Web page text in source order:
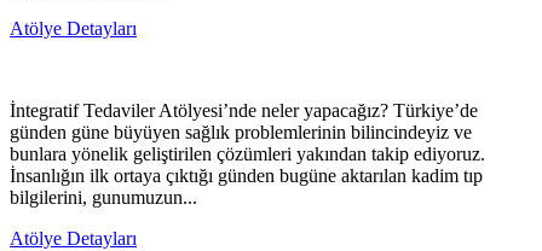
Atölye Detayları
İntegratif Tedaviler Atölyesi’nde neler yapacağız? Türkiye’de
günden güne büyüyen sağlık problemlerinin bilincindeyiz ve
bunlara yönelik geliştirilen çözümleri yakından takip ediyoruz.
İnsanlığın ilk ortaya çıktığı günden bugüne aktarılan kadim tıp
bilgilerini, gunumuzun...
Atölye Detayları